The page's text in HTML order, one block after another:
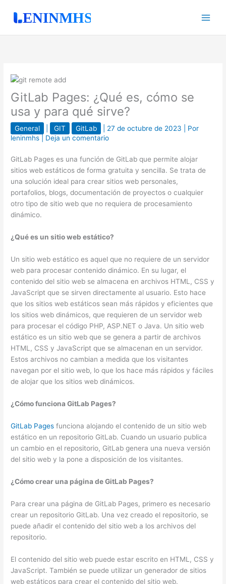
GitLab Pages: ¿Qué es, cómo se
usa y para qué sirve?
General GIT GitLab 27 de octubre de 2023
| Por
leninmhs
Deja un comentario
GitLab Pages es una función de GitLab que permite alojar
sitios web estáticos de forma gratuita y sencilla. Se trata de
una solución ideal para crear sitios web personales,
portafolios, blogs, documentación de proyectos o cualquier
otro tipo de sitio web que no requiera de procesamiento
dinámico.
¿Qué es un sitio web estático?
Un sitio web estático es aquel que no requiere de un servidor
web para procesar contenido dinámico. En su lugar, el
contenido del sitio web se almacena en archivos HTML, CSS y
JavaScript que se sirven directamente al usuario. Esto hace
que los sitios web estáticos sean más rápidos y eficientes que
los sitios web dinámicos, que requieren de un servidor web
para procesar el código PHP, ASP.NET o Java. Un sitio web
estático es un sitio web que se genera a partir de archivos
HTML, CSS y JavaScript que se almacenan en un servidor.
Estos archivos no cambian a medida que los visitantes
navegan por el sitio web, lo que los hace más rápidos y fáciles
de alojar que los sitios web dinámicos.
¿Cómo funciona GitLab Pages?
GitLab Pages funciona alojando el contenido de un sitio web
estático en un repositorio GitLab. Cuando un usuario publica
un cambio en el repositorio, GitLab genera una nueva versión
del sitio web y la pone a disposición de los visitantes.
¿Cómo crear una página de GitLab Pages?
Para crear una página de GitLab Pages, primero es necesario
crear un repositorio GitLab. Una vez creado el repositorio, se
puede añadir el contenido del sitio web a los archivos del
repositorio.
El contenido del sitio web puede estar escrito en HTML, CSS y
JavaScript. También se puede utilizar un generador de sitios
web estáticos para crear el contenido del sitio web.